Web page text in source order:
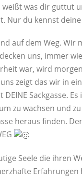
weißt was dir guttut
Nur du kennst
auf dem Weg.
uns, immer
war, wird
zeigt das wir in
DEINE Sackgasse.
zu wachsen und
heraus finden.
Seele die ihren